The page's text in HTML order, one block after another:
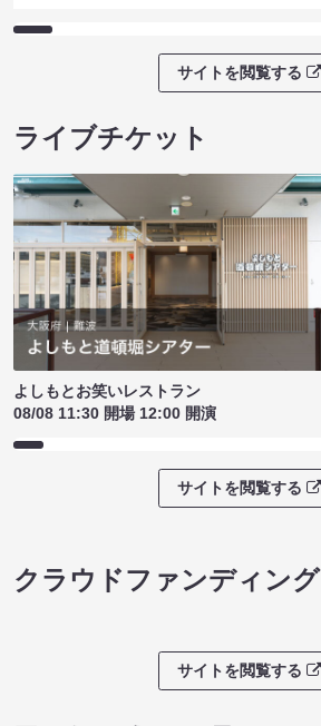
サイトを閲覧する
ライブチケット
よしもとお笑いレストラン
08/08 11:30 開場 12:00 開演
サイトを閲覧する
クラウドファンディング
サイトを閲覧する